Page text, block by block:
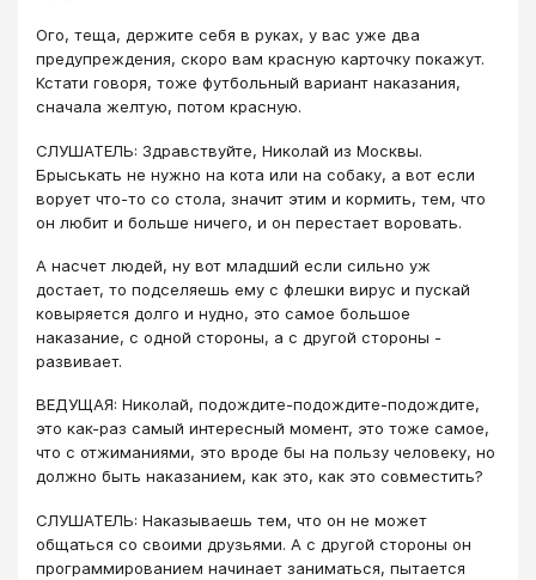
Ого, теща, держите себя в руках, у вас уже два
предупреждения, скоро вам красную карточку покажут.
Кстати говоря, тоже футбольный вариант наказания,
сначала желтую, потом красную.
СЛУШАТЕЛЬ: Здравствуйте, Николай из Москвы.
Брыськать не нужно на кота или на собаку, а вот если
ворует что-то со стола, значит этим и кормить, тем, что
он любит и больше ничего, и он перестает воровать.
А насчет людей, ну вот младший если сильно уж
достает, то подселяешь ему с флешки вирус и пускай
ковыряется долго и нудно, это самое большое
наказание, с одной стороны, а с другой стороны -
развивает.
ВЕДУЩАЯ: Николай, подождите-подождите-подождите,
это как-раз самый интересный момент, это тоже самое,
что с отжиманиями, это вроде бы на пользу человеку, но
должно быть наказанием, как это, как это совместить?
СЛУШАТЕЛЬ: Наказываешь тем, что он не может
общаться со своими друзьями. А с другой стороны он
программированием начинает заниматься, пытается